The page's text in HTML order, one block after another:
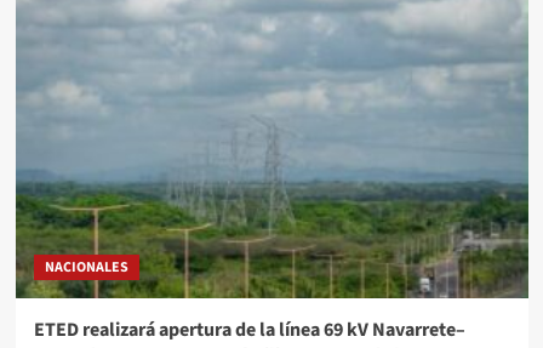
NACIONALES
ETED realizará apertura de la línea 69 kV Navarrete–